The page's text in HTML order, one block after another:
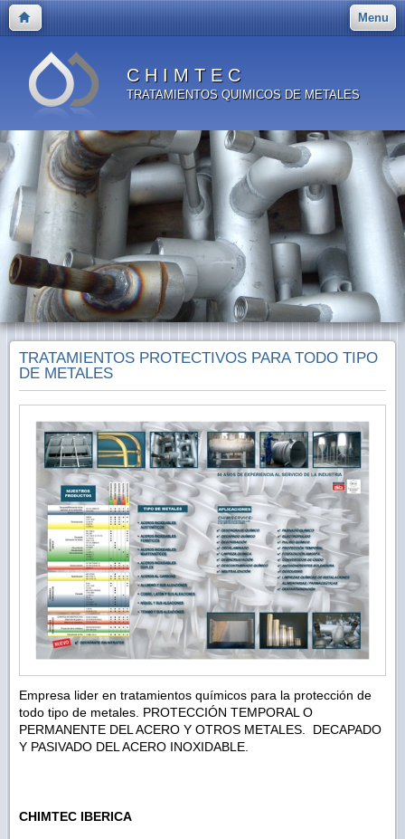
Menu
C H I M T E C
TRATAMIENTOS QUIMICOS DE METALES
TRATAMIENTOS PROTECTIVOS PARA TODO TIPO
DE METALES
Empresa lider en tratamientos químicos para la protección de
todo tipo de metales. PROTECCIÓN TEMPORAL O
PERMANENTE DEL ACERO Y OTROS METALES. DECAPADO
Y PASIVADO DEL ACERO INOXIDABLE.
CHIMTEC IBERICA